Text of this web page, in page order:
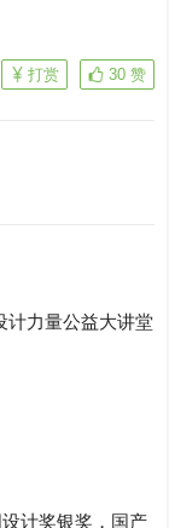
30 赞
打赏
计力量公益大讲堂
计奖银奖，国产